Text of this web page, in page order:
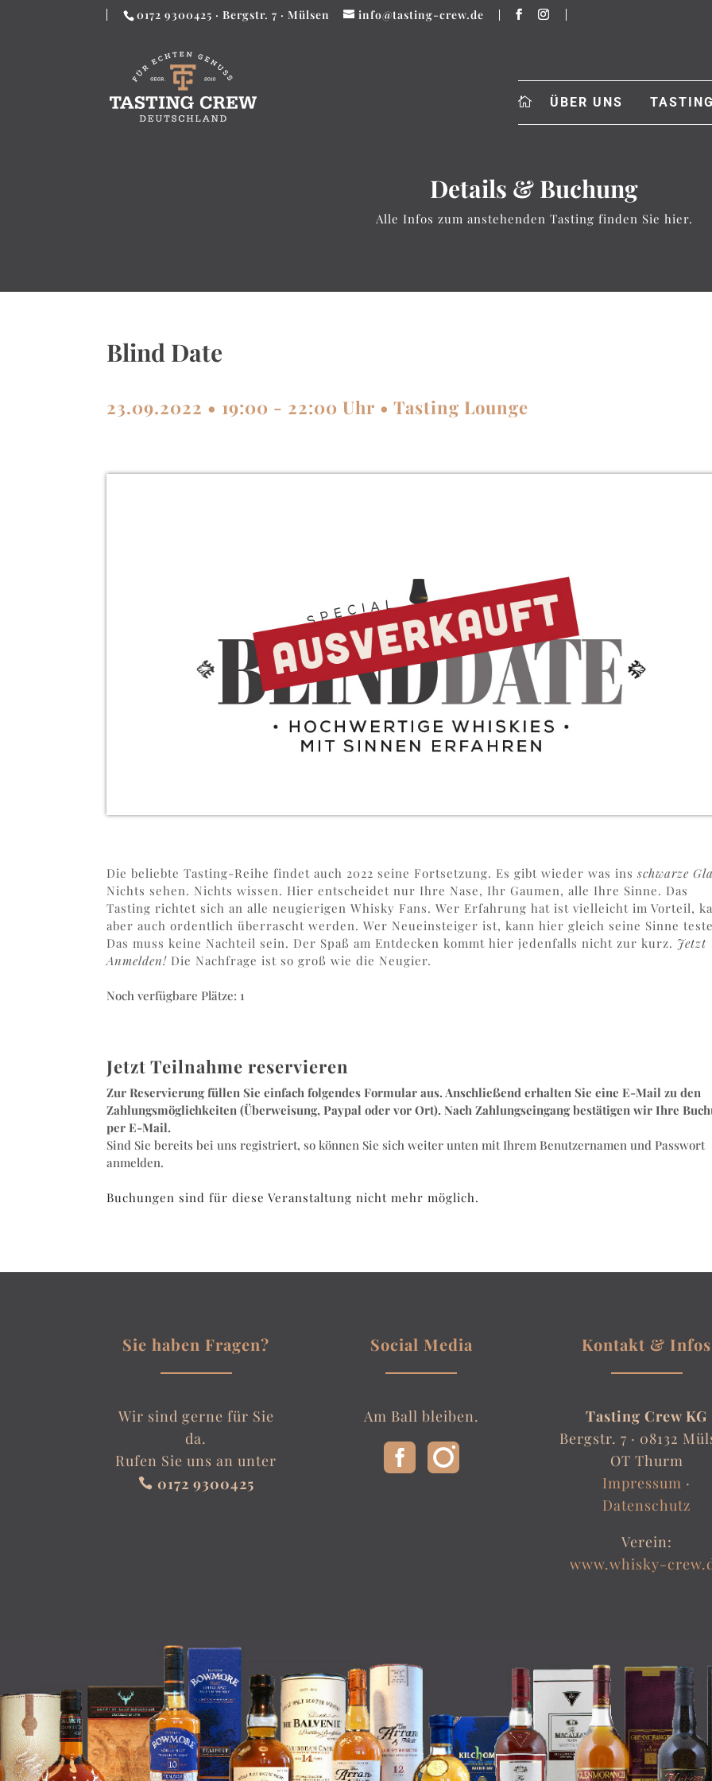
0172 9300425 · Bergstr. 7 · Mülsen info@tasting-crew.de
ÜBER UNS
Details & Buchung
Alle Infos zum anstehenden Tasting finden Sie hier.
Blind Date
23.09.2022 • 19:00 - 22:00 Uhr • Tasting Lounge
Die beliebte Tasting-Reihe findet auch 2022 seine Fortsetzung. Es gibt wieder was insschwarze
Nichts sehen. Nichts wissen. Hier entscheidet nur Ihre Nase, Ihr Gaumen, alle Ihre Sinne. Das
Tasting richtet sich an alle neugierigen Whisky Fans. Wer Erfahrung hat ist vielleicht im Vorteil,
aber auch ordentlich überrascht werden. Wer Neueinsteiger ist, kann hier gleich seine Sinne
Das muss keine Nachteil sein. Der Spaß am Entdecken kommt hier jedenfalls nicht zur kurz. Jetzt
Anmelden! Die Nachfrage ist so groß wie die Neugier.
Noch verfügbare Plätze: 1
Jetzt Teilnahme reservieren
Zur Reservierung füllen Sie einfach folgendes Formular aus. Anschließend erhalten Sie eine E-Mail zu den
Zahlungsmöglichkeiten (Überweisung, Paypal oder vor Ort). Nach Zahlungseingang bestätigen wir Ihre
per E-Mail.
Sind Sie bereits bei uns registriert, so können Sie sich weiter unten mit Ihrem Benutzernamen und Passwort
anmelden.
Buchungen sind für diese Veranstaltung nicht mehr möglich.
Sie haben Fragen?
Wir sind gerne für Sie
da.
Rufen Sie uns an unter
 0172 9300425
Social Media
Am Ball bleiben.
Kontakt & Infos
Tasting Crew KG
Bergstr. 7 · 08132
OT Thurm
Impressum ·
Datenschutz
Verein:
www.whisky-